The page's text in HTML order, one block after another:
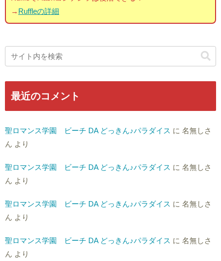
→ Ruffleの詳細
最近のコメント
聖ロマンス学園 ビーチ DA どっきん♪パラダイス に 名無しさ
ん より
聖ロマンス学園 ビーチ DA どっきん♪パラダイス に 名無しさ
ん より
聖ロマンス学園 ビーチ DA どっきん♪パラダイス に 名無しさ
ん より
聖ロマンス学園 ビーチ DA どっきん♪パラダイス に 名無しさ
ん より